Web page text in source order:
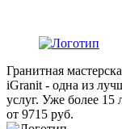
Гранитная
iGranit - одна из
услуг. Уже более 15
от 9715 руб.